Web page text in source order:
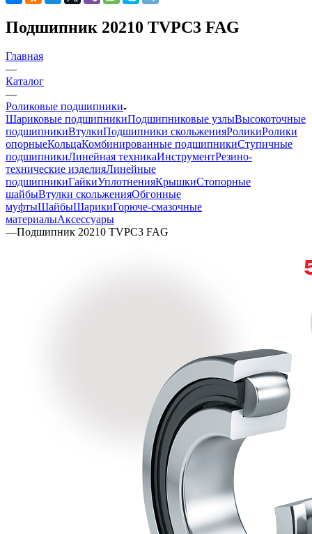
Подшипник 20210 TVPC3 FAG
Главная
—
Каталог
—
Роликовые подшипники
Шариковые подшипникиПодшипниковые узлыВысокоточные
подшипникиВтулкиПодшипники скольженияРоликиРолики
опорныеКольцаКомбинированные подшипникиСтупичные
подшипникиЛинейная техникаИнструментРезино-
технические изделияЛинейные
подшипникиГайкиУплотненияКрышкиСтопорные
шайбыВтулки скольженияОбгонные
муфтыШайбыШарикиГорюче-смазочные
материалыАксессуары
—Подшипник 20210 TVPC3 FAG